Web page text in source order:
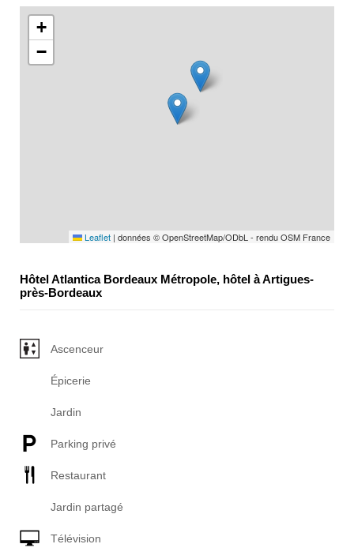
+
−
Leaflet | données © OpenStreetMap/ODbL - rendu OSM France
Hôtel Atlantica Bordeaux Métropole, hôtel à Artigues-
près-Bordeaux
Ascenceur
Épicerie
Jardin
Parking privé
Restaurant
Jardin partagé
Télévision